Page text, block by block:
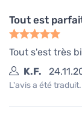
Tout est
Tout s'est très
K.F.
L'avis a été